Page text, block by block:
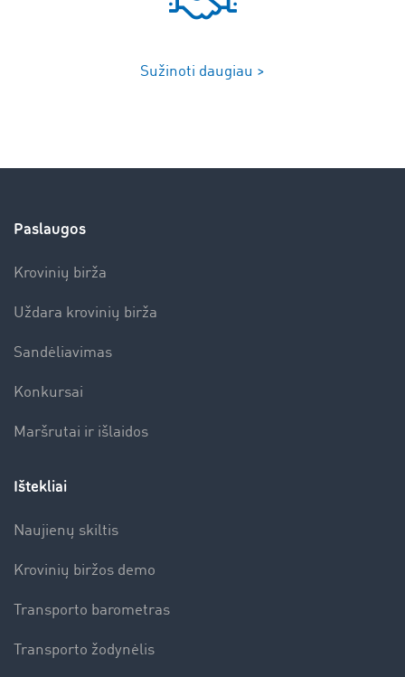
Sužinoti daugiau >
Paslaugos
Krovinių birža
Uždara krovinių birža
Sandėliavimas
Konkursai
Maršrutai ir išlaidos
Ištekliai
Naujienų skiltis
Krovinių biržos demo
Transporto barometras
Transporto žodynėlis